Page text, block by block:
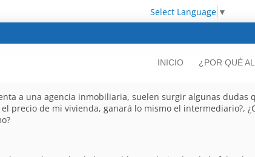
Select Language ▼
INICIO ¿POR QUÉ
a una agencia inmobiliaria, suelen surgir algunas
precio de mi vivienda, ganará lo mismo el intermediario?,